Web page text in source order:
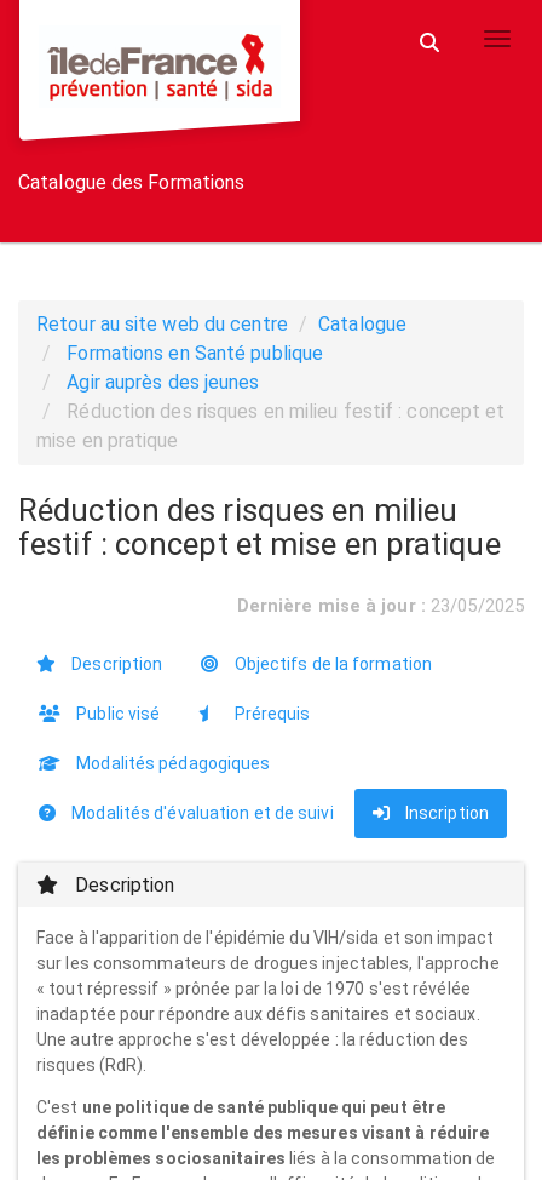
Catalogue des Formations
Retour au site web du centre
Catalogue
Formations en Santé publique
Agir auprès des jeunes
Réduction des risques en milieu festif : concept et
mise en pratique
Réduction des risques en milieu
festif : concept et mise en pratique
Dernière mise à jour : 23/05/2025
Description Objectifs de la formation
Public visé Prérequis
Modalités pédagogiques
Modalités d'évaluation et de suivi Inscription
Description
Face à l'apparition de l'épidémie du VIH/sida et son impact
sur les consommateurs de drogues injectables, l'approche
« tout répressif » prônée par la loi de 1970 s'est révélée
inadaptée pour répondre aux défis sanitaires et sociaux.
Une autre approche s'est développée : la réduction des
risques (RdR).
C'est une politique de santé publique qui peut être
définie comme l'ensemble des mesures visant à réduire
les problèmes sociosanitaires liés à la consommation de